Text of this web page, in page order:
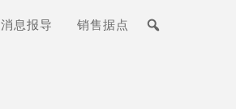
消息报导 销售据点